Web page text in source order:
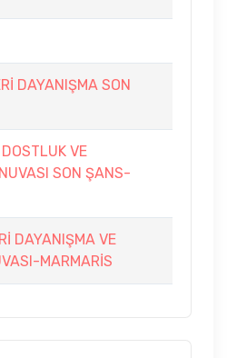
DAYANIŞMA SON
VE
SON ŞANS-
DAYANIŞMA VE
MARMARİS